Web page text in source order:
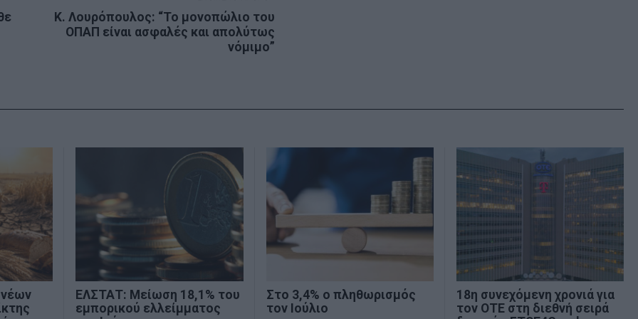
Next
post:
Κ. Λουρόπουλος: “Το μονοπώλιο του
ΟΠΑΠ είναι ασφαλές και απολύτως
νόμιμο”
νέων
ΕΛΣΤΑΤ: Μείωση 18,1% του
εμπορικού ελλείμματος
Στο 3,4% ο πληθωρισμός
τον Ιούλιο
18η συνεχόμενη χρονιά για
τον ΟΤΕ στη διεθνή σειρά